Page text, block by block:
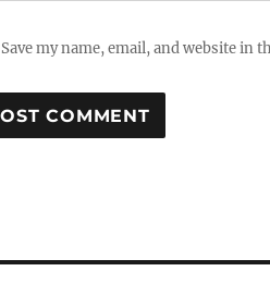
Save my name, email, and website in